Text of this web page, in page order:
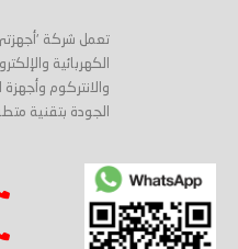
تعمل شركة 'أجهزتي'
الكهربائية
والانتركوم وأجهزة
الجودة بتقنية